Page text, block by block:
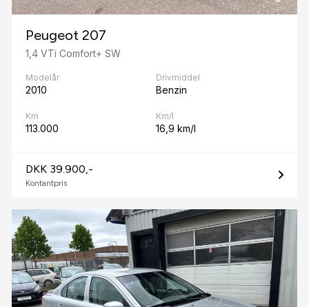
Peugeot 207
1,4 VTi Comfort+ SW
Modelår
2010
Drivmiddel
Benzin
Km
113.000
Km/l
16,9 km/l
DKK 39.900,-
Kontantpris